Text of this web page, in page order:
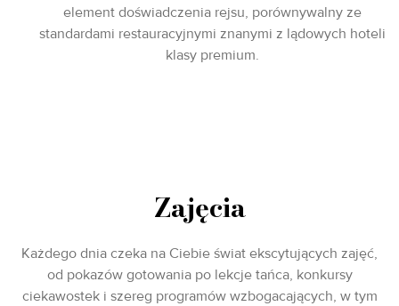
element doświadczenia rejsu, porównywalny ze
standardami restauracyjnymi znanymi z lądowych hoteli
klasy premium.
Zajęcia
Każdego dnia czeka na Ciebie świat ekscytujących zajęć,
od pokazów gotowania po lekcje tańca, konkursy
ciekawostek i szereg programów wzbogacających, w tym